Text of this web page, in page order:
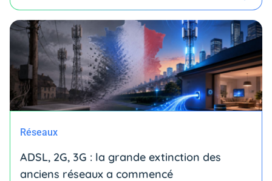
Réseaux
ADSL, 2G, 3G : la grande extinction des
anciens réseaux a commencé